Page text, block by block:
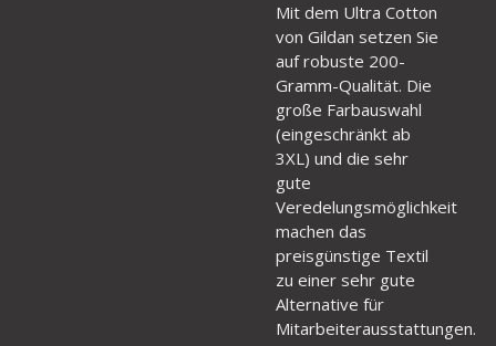
Mit dem Ultra Cotton
von Gildan setzen Sie
auf robuste 200-
Gramm-Qualität. Die
große Farbauswahl
(eingeschränkt ab
3XL) und die sehr
gute
Veredelungsmöglichkeit
machen das
preisgünstige Textil
zu einer sehr gute
Alternative für
Mitarbeiterausstattungen.